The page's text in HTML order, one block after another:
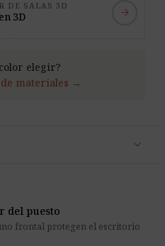
DE SALAS 3D
3D arrow_forward
elegir?
materiales →
expand_more
del puesto
frontal protegen el escritorio